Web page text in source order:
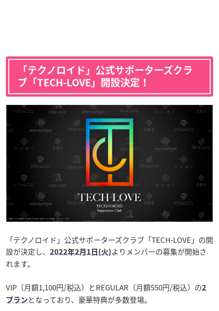
「テクノロイド」公式サポーターズクラ
ブ「TECH-LOVE」開設決定！
「テクノロイド」公式サポーターズクラブ「TECH-LOVE」の開
設が決定し、
2022年2月1日(火) よりメンバーの募集が開始さ
れます。
VIP（月額1,100円/税込）とREGULAR（月額550円/税込）の2
プラン となっており、豪華特典が多数登場。